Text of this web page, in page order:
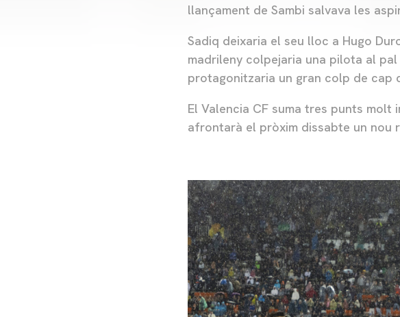
llançament de Sambi salvava les
Sadiq deixaria el seu lloc a Hugo
madrileny colpejaria una pilota al
protagonitzaria un gran colp de cap
El Valencia CF suma tres punts
afrontarà el pròxim dissabte un nou